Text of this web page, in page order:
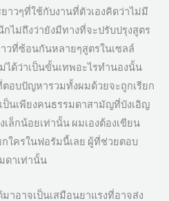
าวๆที่ใช้กับงานที่ตัวเองคิดว่าไม่มี
ไม่ถึงว่ายังมีทางที่จะปรับปรุงสูตร
วที่ซ้อนกันหลายๆสูตรในเซลล์
ได้ว่าเป็นขั้นเทพอะไรทำนองนั้น
ตอบปัญหารวมทั้งผมด้วยจะถูกเรียก
ป็นเพียงคนธรรมดาสามัญที่บังเอิญ
ล็กน้อยเท่านั้น ผมเองต้องเขียน
กใครในฟอรัมนี้เลย ผู้ที่ช่วยตอบ
ดาเท่านั้น
าอาจเป็นเสมือนยาแรงที่อาจส่ง